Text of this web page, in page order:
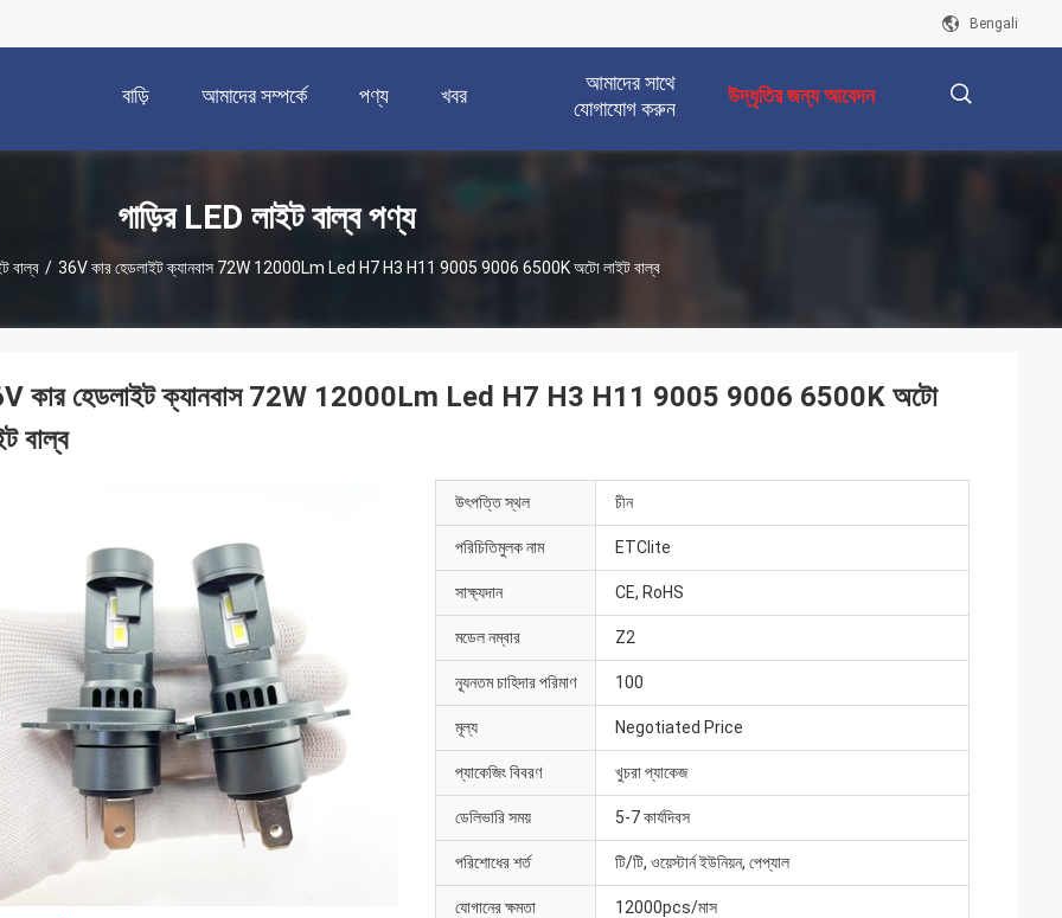
Bengali
বাড়ি আমাদের সম্পর্কে পণ্য খবর
আমাদের সাথে
যোগাযোগ করুন
উদ্ধৃতির জন্য আবেদন
গাড়ির LED লাইট বাল্ব পণ্য
বাল্ব / 36V কার হেডলাইট ক্যানবাস 72W 12000Lm Led H7 H3 H11 9005 9006 6500K অটো লাইট বাল্ব
কার হেডলাইট ক্যানবাস 72W 12000Lm Led H7 H3 H11 9005 9006 6500K অটো
বাল্ব
উৎপত্তি স্থল চীন
পরিচিতিমুলক নাম ETClite
সাক্ষ্যদান CE, RoHS
মডেল নম্বার Z2
ন্যূনতম চাহিদার পরিমাণ 100
মূল্য Negotiated Price
প্যাকেজিং বিবরণ খুচরা প্যাকেজ
ডেলিভারি সময় 5-7 কার্যদিবস
পরিশোধের শর্ত টি/টি, ওয়েস্টার্ন ইউনিয়ন, পেপ্যাল
যোগানের ক্ষমতা 12000pcs/মাস